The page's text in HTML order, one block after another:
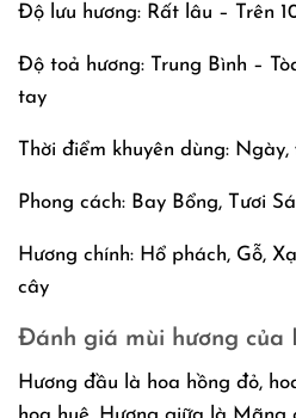
Độ lưu hương: Rất lâu – Trên
Độ toả hương: Trung Bình –
tay
Thời điểm khuyên dùng: Ngày,
Phong cách: Bay Bổng, Tươi
Hương chính: Hổ phách, Gỗ,
cây
Đánh giá mùi hương của
Hương đầu là hoa hồng đỏ,